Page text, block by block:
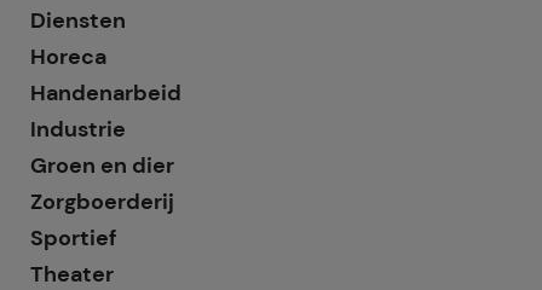
Diensten
Horeca
Handenarbeid
Industrie
Groen en dier
Zorgboerderij
Sportief
Theater